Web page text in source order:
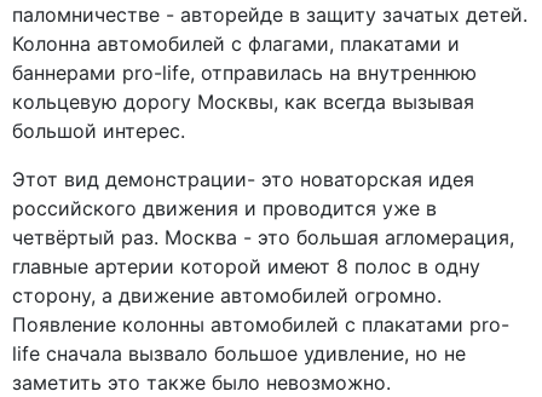
паломничестве - авторейде в защиту зачатых детей.
Колонна автомобилей с флагами, плакатами и
баннерами pro-life, отправилась на внутреннюю
кольцевую дорогу Москвы, как всегда вызывая
большой интерес.
Этот вид демонстрации- это новаторская идея
российского движения и проводится уже в
четвёртый раз. Москва - это большая агломерация,
главные артерии которой имеют 8 полос в одну
сторону, а движение автомобилей огромно.
Появление колонны автомобилей с плакатами pro-
life сначала вызвало большое удивление, но не
заметить это также было невозможно.